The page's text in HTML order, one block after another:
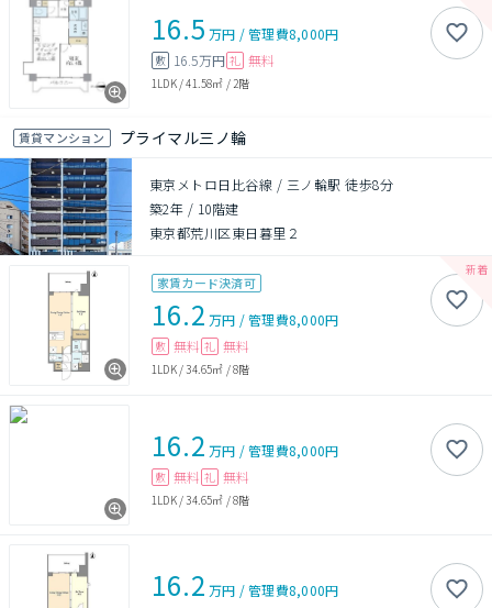
16.5 万円 /管理費8,000円
敷 16.5万円 礼 無料
1LDK/41.58㎡ / 2階
賃貸マンション プライマル三ノ輪
東京メトロ日比谷線 / 三ノ輪駅 徒歩8分
築2年 / 10階建
東京都荒川区東日暮里２
家賃カード決済可
16.2 万円 /管理費8,000円
敷 無料 礼 無料
1LDK/34.65㎡ /8階
16.2 万円 /管理費8,000円
敷 無料 礼 無料
1LDK/34.65㎡ /8階
16.2 万円 /管理費8,000円